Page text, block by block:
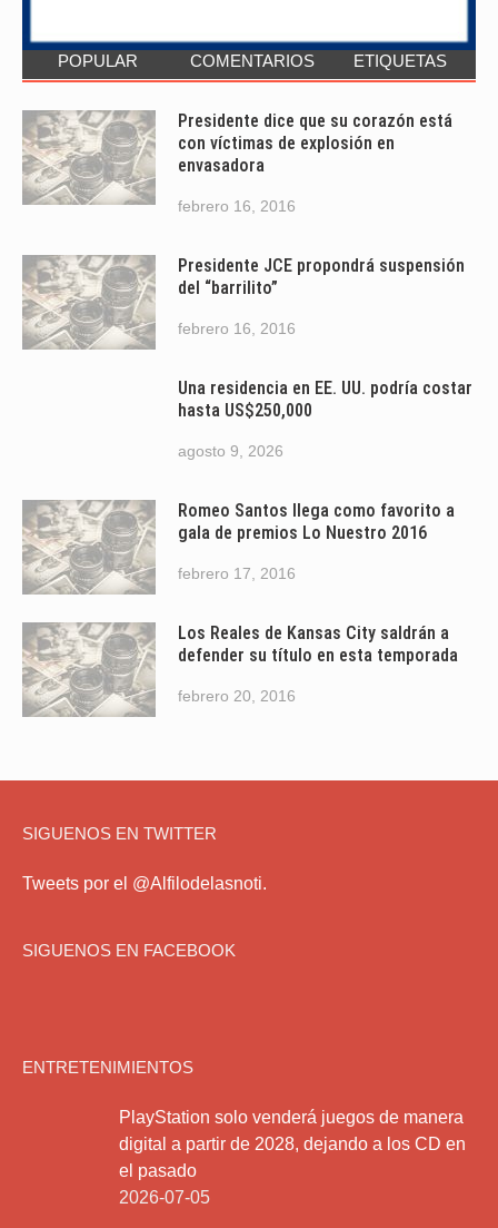
POPULAR COMENTARIOS ETIQUETAS
Presidente dice que su corazón está
con víctimas de explosión en
envasadora
febrero 16, 2016
Presidente JCE propondrá suspensión
del “barrilito”
febrero 16, 2016
Una residencia en EE. UU. podría costar
hasta US$250,000
agosto 9, 2026
Romeo Santos llega como favorito a
gala de premios Lo Nuestro 2016
febrero 17, 2016
Los Reales de Kansas City saldrán a
defender su título en esta temporada
febrero 20, 2016
SIGUENOS EN TWITTER
Tweets por el @Alfilodelasnoti.
SIGUENOS EN FACEBOOK
ENTRETENIMIENTOS
PlayStation solo venderá juegos de manera
digital a partir de 2028, dejando a los CD en
el pasado
2026-07-05